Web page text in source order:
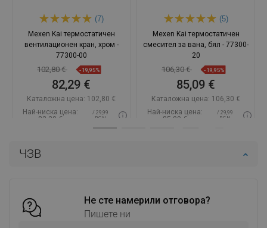
ЧЗВ
Не сте намерили отговора?
Пишете ни
(7)
Mexen Kai термостатичен
вентилационен кран, хром -
77300-00
102,80 € -19,95%
82,29 €
Каталожна цена: 102,80 €
Най-ниска цена:
82,29 €
/ 29,99
BGN
Добави в количката
(5)
Mexen Kai термостатичен
смесител за вана, бял - 77300-
20
106,30 € -19,95%
85,09 €
Каталожна цена: 106,30 €
Най-ниска цена:
85,09 €
/ 29,99
BGN
Добави в количката